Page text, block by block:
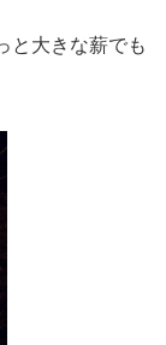
と大きな薪でも